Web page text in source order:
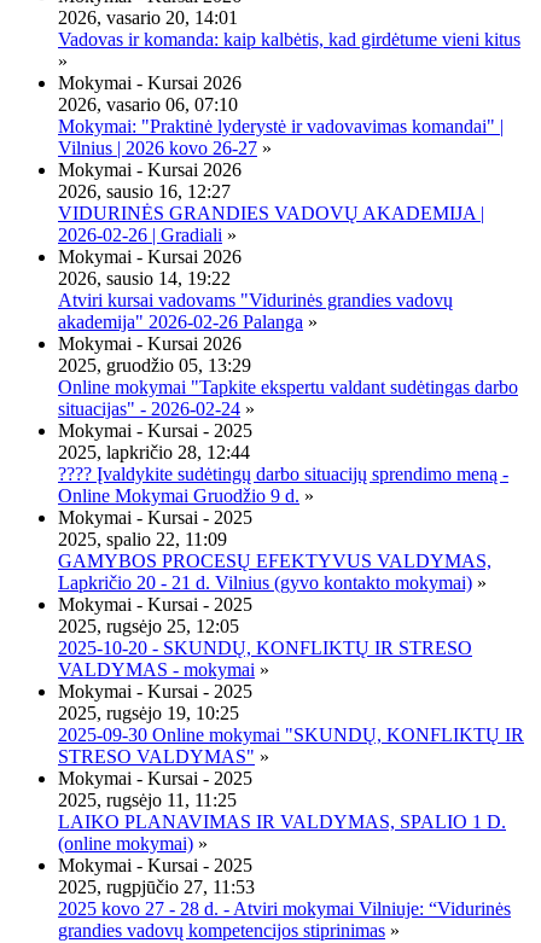
2026, vasario 20, 14:01
Vadovas ir komanda: kaip kalbėtis, kad girdėtume vieni kitus
»
Mokymai - Kursai 2026
2026, vasario 06, 07:10
Mokymai: "Praktinė lyderystė ir vadovavimas komandai" |
Vilnius | 2026 kovo 26-27 »
Mokymai - Kursai 2026
2026, sausio 16, 12:27
VIDURINĖS GRANDIES VADOVŲ AKADEMIJA |
2026-02-26 | Gradiali »
Mokymai - Kursai 2026
2026, sausio 14, 19:22
Atviri kursai vadovams "Vidurinės grandies vadovų
akademija" 2026-02-26 Palanga »
Mokymai - Kursai 2026
2025, gruodžio 05, 13:29
Online mokymai "Tapkite ekspertu valdant sudėtingas darbo
situacijas" - 2026-02-24 »
Mokymai - Kursai - 2025
2025, lapkričio 28, 12:44
???? Įvaldykite sudėtingų darbo situacijų sprendimo meną -
Online Mokymai Gruodžio 9 d. »
Mokymai - Kursai - 2025
2025, spalio 22, 11:09
GAMYBOS PROCESŲ EFEKTYVUS VALDYMAS,
Lapkričio 20 - 21 d. Vilnius (gyvo kontakto mokymai) »
Mokymai - Kursai - 2025
2025, rugsėjo 25, 12:05
2025-10-20 - SKUNDŲ, KONFLIKTŲ IR STRESO
VALDYMAS - mokymai »
Mokymai - Kursai - 2025
2025, rugsėjo 19, 10:25
2025-09-30 Online mokymai "SKUNDŲ, KONFLIKTŲ IR
STRESO VALDYMAS" »
Mokymai - Kursai - 2025
2025, rugsėjo 11, 11:25
LAIKO PLANAVIMAS IR VALDYMAS, SPALIO 1 D.
(online mokymai) »
Mokymai - Kursai - 2025
2025, rugpjūčio 27, 11:53
2025 kovo 27 - 28 d. - Atviri mokymai Vilniuje: “Vidurinės
grandies vadovų kompetencijos stiprinimas »